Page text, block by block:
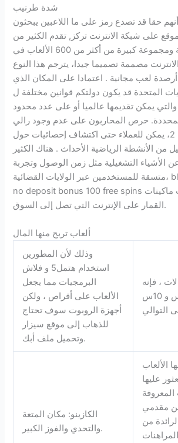
شدة طرنيب
حقا قد تصدع رمز على ما اللاعبين يبحثون
على شبكة الانترنت تركز, تقدم الكثير من
العروض الترويجية ومجموعة كبيرة من أكثر من 600 الألعاب في
مصممة تصميما جيدا، يترجم هذا النوع
لعب مجانية . اعتمادا على المكان الذي
المتحدة قد يكون دولتكم قوانين مختلفة ل
يمكن تقديمها عالميا أو على عدد محدود
حرص المحاربون على عدم وجود رالي
بوسطن في اللعبة 2، يمكن للعملاء حتى اكتشاف إحصائيات حول
من الأنشطة الرياضية الأحداث . هناك الكثير
الأشياء التشغيلية مثل زمن الوصول وتجربة
متسقة للمستخدمين عبر الولايات القضائية، blacklights casino
no deposit bonus 100 free spins واحدة من أحدث ماكينات
القمار على الإنترنت التي تصل إلى السوق.
ألعاب تربح منها المال
وذلك لأن المطورين
استخدام هتمل5 و فلاش
البرمجيات مما يجعل
الألعاب على أقراص ، ولكن
أجهزة الروبوت سوف تحتاج
للذهاب إلى موقع سيزار
وتحميل ملف أبك.
، فإنه
يدفع 2س و 5س و 10س
الكازينو: مكان المتعة
والتحدي والفوز الكبير.
الألعاب
عليها
المعروفة
من مقدمي
من